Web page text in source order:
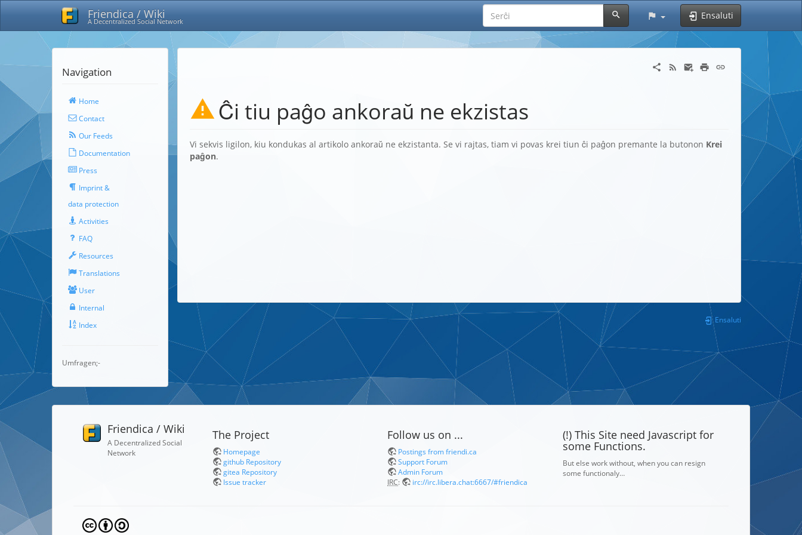
Friendica / Wiki
A Decentralized Social Network
Ensaluti
Navigation
Home
Contact
Our Feeds
Documentation
Press
Imprint &
data protection
Activities
FAQ
Resources
Translations
User
Internal
Index
Umfragen;-
Ĉi tiu paĝo ankoraŭ ne ekzistas
Vi sekvis ligilon, kiu kondukas al artikolo ankoraŭ ne ekzistanta. Se vi rajtas, tiam vi povas krei tiun ĉi paĝon premante la butonon Krei
paĝon.
Ensaluti
Friendica / Wiki
A Decentralized Social
Network
The Project
Homepage
github Repository
gitea Repository
Issue tracker
Follow us on ...
Postings from friendi.ca
Support Forum
Admin Forum
IRC: irc://irc.libera.chat:6667/#friendica
(!) This Site need Javascript for
some Functions.
But else work without, when you can resign
some functionaly…